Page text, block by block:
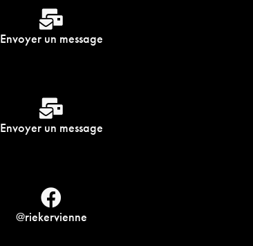
Envoyer un message
Envoyer un message
@riekervienne